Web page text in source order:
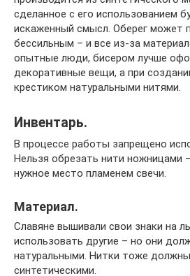
сделанное с его использованием
искаженный смысл. Оберег может
бессильным – и все из-за
опытные люди, бисером лучше
декоративные вещи, а при
крестиком натуральными нитями.
Инвентарь.
В процессе работы запрещено
Нельзя обрезать нити ножницами
нужное место пламенем свечи.
Материал.
Славяне вышивали свои знаки на
использовать другие – но они
натуральными. Нитки тоже
синтетическими.